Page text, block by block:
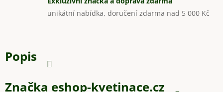
unikátní nabídka, doručení zdarma nad 5 000 Kč
Popis
Značka eshop-kvetinace.cz